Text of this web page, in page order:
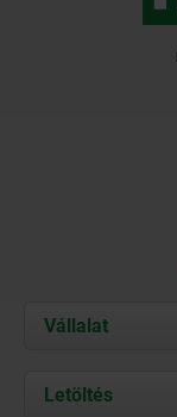
Vállalat
Rólunk
Letöltés